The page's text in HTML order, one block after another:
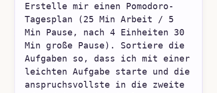
Erstelle mir einen Pomodoro-
Tagesplan (25 Min Arbeit / 5
Min Pause, nach 4 Einheiten 30
Min große Pause). Sortiere die
Aufgaben so, dass ich mit einer
leichten Aufgabe starte und die
anspruchsvollste in die zweite